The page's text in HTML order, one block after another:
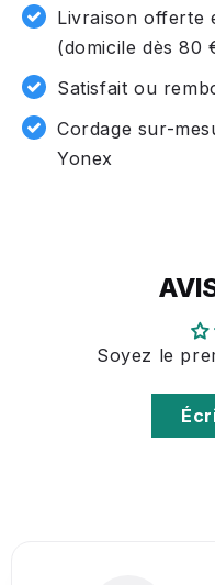
Livraison offerte
(domicile dès 80
Satisfait ou
Cordage sur-
Yonex
Soyez le